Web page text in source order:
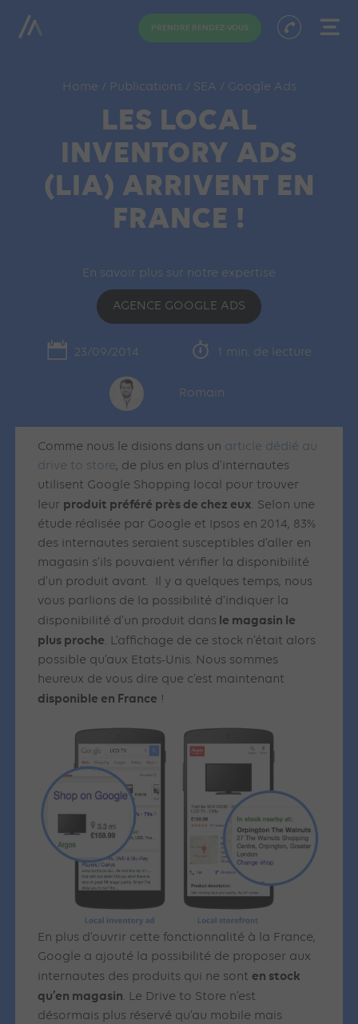
PRENDRE RENDEZ-VOUS
Home / Publications / SEA / Google Ads
LES LOCAL
INVENTORY ADS
(LIA) ARRIVENT EN
FRANCE !
En savoir plus sur notre expertise
AGENCE GOOGLE ADS
23/09/2014 1 min. de lecture
Romain
Comme nous le disions dans un article dédié au
drive to store, de plus en plus d’internautes
utilisent Google Shopping local pour trouver
leur produit préféré près de chez eux. Selon une
étude réalisée par Google et Ipsos en 2014, 83%
des internautes seraient susceptibles d’aller en
magasin s’ils pouvaient vérifier la disponibilité
d’un produit avant. Il y a quelques temps, nous
vous parlions de la possibilité d’indiquer la
disponibilité d’un produit dans le magasin le
plus proche. L’affichage de ce stock n’était alors
possible qu’aux Etats-Unis. Nous sommes
heureux de vous dire que c’est maintenant
disponible en France !
En plus d’ouvrir cette fonctionnalité à la France,
Google a ajouté la possibilité de proposer aux
internautes des produits qui ne sont en stock
qu’en magasin. Le Drive to Store n’est
désormais plus réservé qu’au mobile mais